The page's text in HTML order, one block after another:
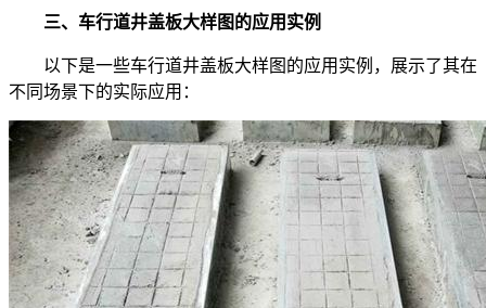
三、车行道井盖板大样图的应用实例
以下是一些车行道井盖板大样图的应用实例，展示了其在
不同场景下的实际应用：